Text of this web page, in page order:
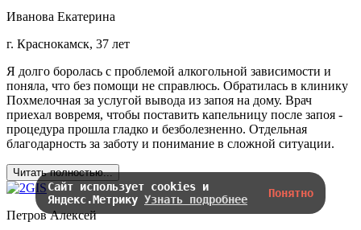
Иванова Екатерина
г. Краснокамск, 37 лет
Я долго боролась с проблемой алкогольной зависимости и
поняла, что без помощи не справлюсь. Обратилась в клинику
Похмелочная за услугой вывода из запоя на дому. Врач
приехал вовремя, чтобы поставить капельницу после запоя -
процедура прошла гладко и безболезненно. Отдельная
благодарность за заботу и понимание в сложной ситуации.
Читать полностью...
Петров Алексей
Сайт использует cookies и
Яндекс.Метрику Узнать подробнее Понятно